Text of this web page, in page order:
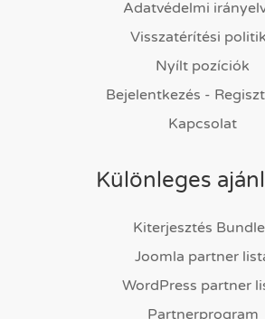
Adatvédelmi
Visszatérítési
Nyílt pozíciók
Bejelentkezés -
Kapcsolat
Különleges
Kiterjesztés
Joomla partner
WordPress partner
Partnerprogram